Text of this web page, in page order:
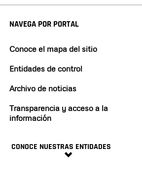
NAVEGA POR PORTAL
Conoce el mapa del sitio
Entidades de control
Archivo de noticias
Transparencia y acceso a la
información
CONOCE NUESTRAS ENTIDADES